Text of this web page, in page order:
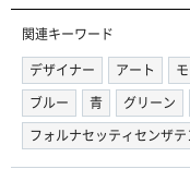
関連キーワード
デザイナー
アート
ブルー
青 グリーン
フォルナセッティセンザテ